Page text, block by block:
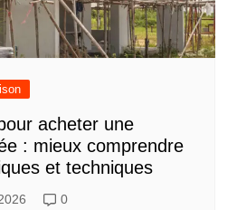
acheter une
: mieux comprendre
et techniques
0